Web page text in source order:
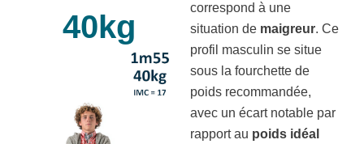
40kg
correspond à une
situation de maigreur. Ce
profil masculin se situe
sous la fourchette de
poids recommandée,
avec un écart notable par
rapport au poids idéal